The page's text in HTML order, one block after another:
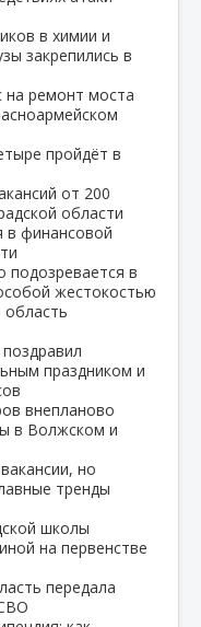
в химии и
закрепились в
на ремонт моста
пройдёт в
от 200
области
в финансовой
подозревается в
жестокостью
область
праздником и
внепланово
в Волжском и
но
тренды
школы
на первенстве
передала